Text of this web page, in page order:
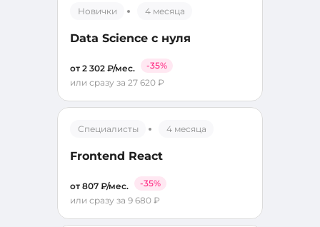
Новички 4 месяца
Data Science с нуля
от 2 302 ₽/мес.
-35%
или сразу за 27 620 ₽
Специалисты 4 месяца
Frontend React
от 807 ₽/мес.
-35%
или сразу за 9 680 ₽